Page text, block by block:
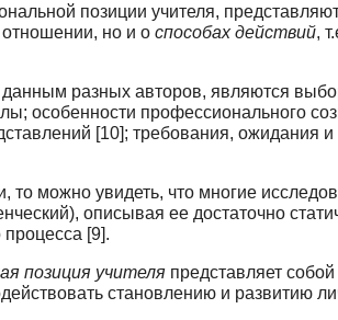
позиции учителя,
отношении, но и о способах действий,
разных авторов, яв­ляются
особенности профессионального
[10]; требования, ожидания
то можно увидеть, что многие
описывая ее достаточно
процесса [9].
позиция учителя представ­ляет
становлению и развитию